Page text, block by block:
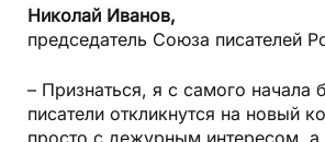
Николай Иванов,
председатель Союза писателей
– Признаться, я с самого начала
писатели откликнутся на новый
просто с дежурным интересом, а